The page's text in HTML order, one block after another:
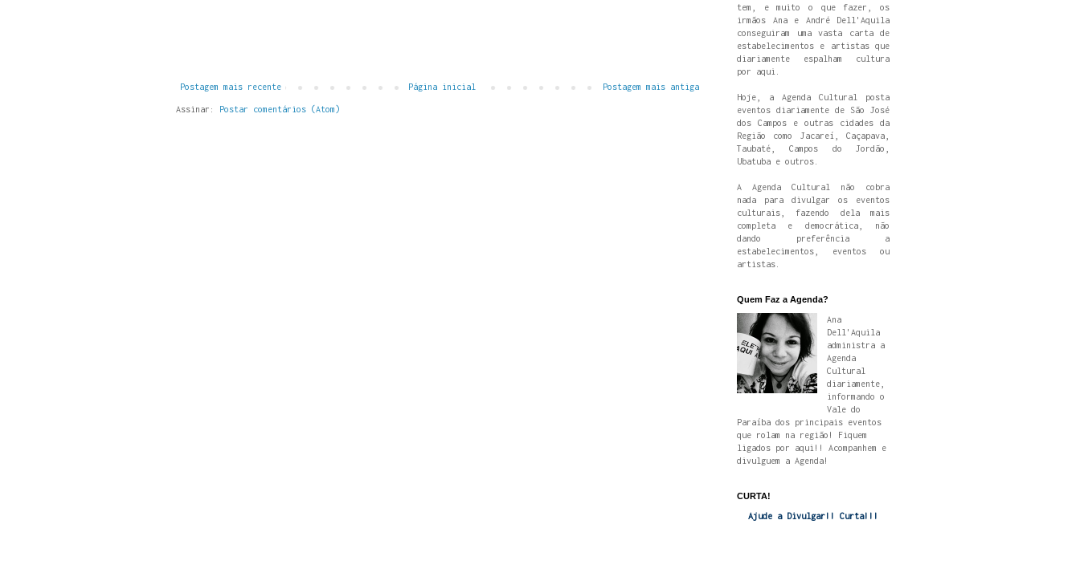
Postagem mais recente Postagem mais antiga
Página inicial
Assinar: Postar comentários (Atom)
tem, e muito o que fazer, os
irmãos Ana e André Dell'Aquila
conseguiram uma vasta carta de
estabelecimentos e artistas que
diariamente espalham cultura
por aqui.
Hoje, a Agenda Cultural posta
eventos diariamente de São José
dos Campos e outras cidades da
Região como Jacareí, Caçapava,
Taubaté, Campos do Jordão,
Ubatuba e outros.
A Agenda Cultural não cobra
nada para divulgar os eventos
culturais, fazendo dela mais
completa e democrática, não
dando preferência a
estabelecimentos, eventos ou
artistas.
Quem Faz a Agenda?
Ana
Dell'Aquila
administra a
Agenda
Cultural
diariamente,
informando o
Vale do
Paraíba dos principais eventos
que rolam na região! Fiquem
ligados por aqui!! Acompanhem e
divulguem a Agenda!
CURTA!
Ajude a Divulgar!! Curta!!!